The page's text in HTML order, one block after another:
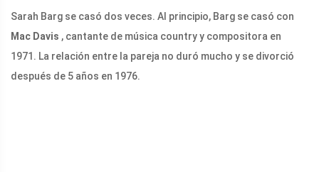
Sarah Barg se casó dos veces. Al principio, Barg se casó con
Mac Davis , cantante de música country y compositora en
1971. La relación entre la pareja no duró mucho y se divorció
después de 5 años en 1976.